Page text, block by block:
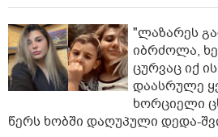
"ლაზარეს
იბრძოლა,
ცურვაც იქ
დაასრულე
ხორციელი
წერს ხობში დაღუპული დედა-